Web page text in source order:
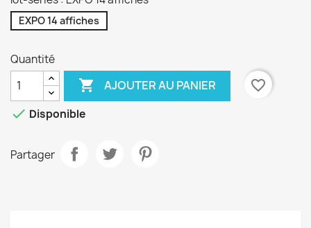
EXPO 14 affiches
Quantité
 AJOUTER AU PANIER
favorite_border
 Disponible
Partager